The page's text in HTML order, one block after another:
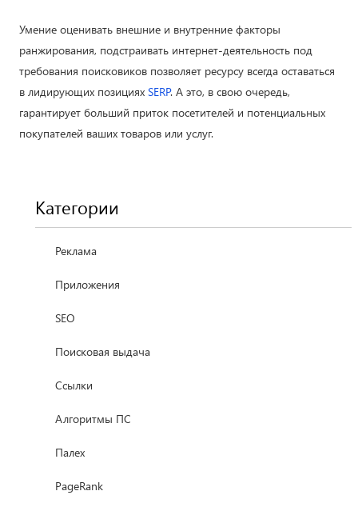
Умение оценивать внешние и внутренние факторы
ранжирования, подстраивать интернет-деятельность под
требования поисковиков позволяет ресурсу всегда оставаться
в лидирующих позициях SERP. А это, в свою очередь,
гарантирует больший приток посетителей и потенциальных
покупателей ваших товаров или услуг.
Категории
Реклама
Приложения
SEO
Поисковая выдача
Ссылки
Алгоритмы ПС
Палех
PageRank